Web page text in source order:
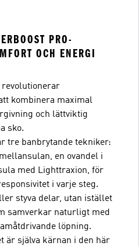
PRO-
OCH ENERGI
revolutionerar
kombinera maximal
och lättviktig
sko.
tre banbrytande tekniker:
en ovandel i
med Lighttraxion, för
i varje steg.
styva delar, utan istället
samverkar naturligt med
löpning.
är själva kärnan i den här